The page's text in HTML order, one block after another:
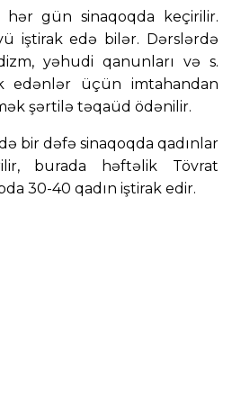
gün sinaqoqda keçirilir.
iştirak edə bilər. Dərslərdə
yəhudi qanunları və s.
edənlər üçün imtahandan
şərtilə təqaüd ödənilir.
bir dəfə sinaqoqda qadınlar
burada həftəlik Tövrat
30-40 qadın iştirak edir.